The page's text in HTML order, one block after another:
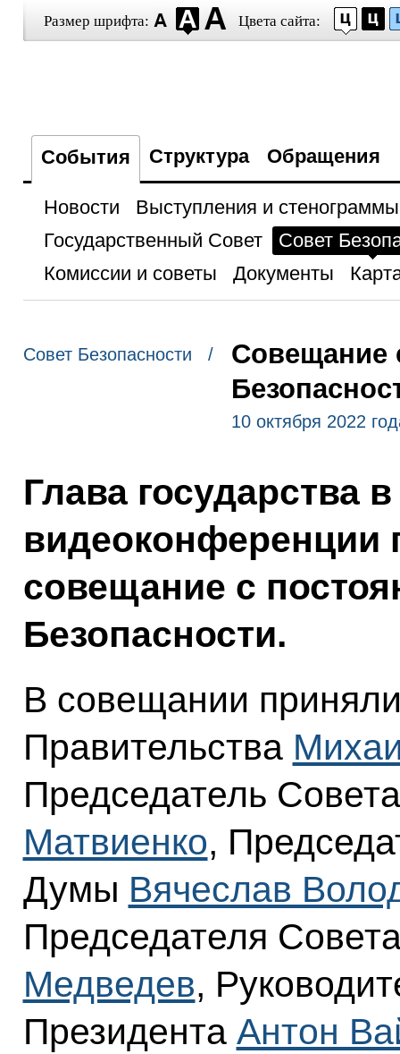
Размер шрифта: Цвета сайта:
События Структура Обращения
Новости
Выступления и стенограммы
Государственный Совет
Совет
Комиссии и советы
Документы
Совет Безопасности /
Cовещание
10 октября 2022
Глава государства
видеоконференции
совещание с
Безопасности.
В совещании
Правительства
Председатель
Матвиенко,
Думы Вячеслав
Председателя
Медведев,
Президента Антон